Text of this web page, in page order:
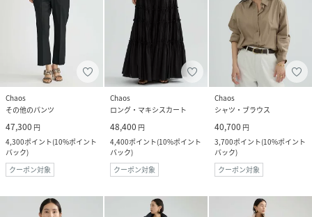
Chaos
その他のパンツ
47,300 円
4,300ポイント(10%ポイント
バック)
クーポン対象
Chaos
ロング・マキシスカート
48,400 円
4,400ポイント(10%ポイント
バック)
クーポン対象
Chaos
シャツ・ブラウス
40,700 円
3,700ポイント(10%ポイント
バック)
クーポン対象